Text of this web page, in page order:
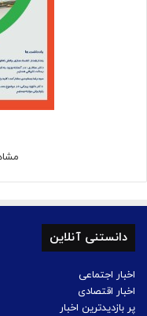
دانستنی آنلاین
اخبار اجتماعی
اخبار اقتصادی
پر بازدیدترین اخبار